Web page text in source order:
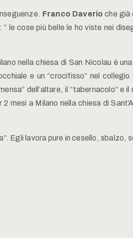
Franco Daverio che già
cose più belle le ho viste nei
nella chiesa di San Nicolau è
e un “crocifisso” nel
dell’altare, il “tabernacolo” e
mesi a Milano nella chiesa di
Egli lavora pure in cesello, sbalzo,